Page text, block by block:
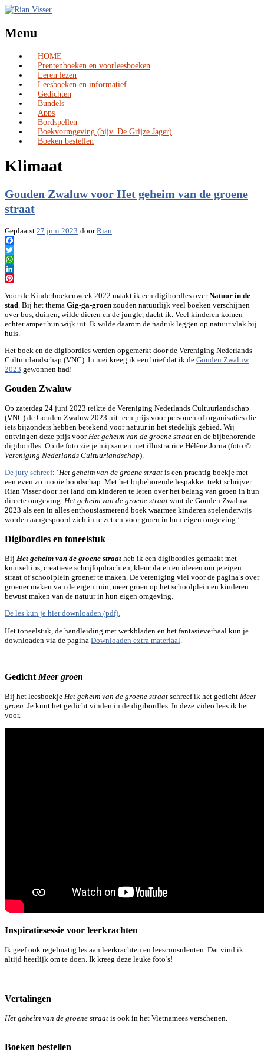
Menu
Skip
to
content
HOME
Prentenboeken en voorleesboeken
Leren lezen
Leesboeken en informatief
Gedichten
Bundels
Apps
Bordspellen
Boekvormgeving (bijv. De Grijze Jager)
Boeken bestellen
Klimaat
Gouden Zwaluw voor Het geheim van de groene
straat
Geplaatst 27 juni 2023 doorRian
Facebook
Twitter
WhatsApp
LinkedIn
Voor de Kinderboekenweek 2022 maakt ik een digibordles overNatuur in de
stad . Bij het thema Gig-ga-groen zouden natuurlijk veel boeken verschijnen
over bos, duinen, wilde dieren en de jungle, dacht ik. Veel kinderen komen
echter amper hun wijk uit. Ik wilde daarom de nadruk leggen op natuur vlak bij
huis.
Het boek en de digibordles werden opgemerkt door de Vereniging Nederlands
Cultuurlandschap (VNC). In mei kreeg ik een brief dat ik de Gouden Zwaluw
2023 gewonnen had!
Gouden Zwaluw
Op zaterdag 24 juni 2023 reikte de Vereniging Nederlands Cultuurlandschap
(VNC) de Gouden Zwaluw 2023 uit: een prijs voor personen of organisaties die
iets bijzonders hebben betekend voor natuur in het stedelijk gebied. Wij
ontvingen deze prijs voor Het geheim van de groene straat en de bijbehorende
digibordles. Op de foto zie je mij samen met illustratrice Hélène Jorna (foto ©
Vereniging Nederlands Cultuurlandschap).
De jury schreef: ‘Het geheim van de groene straat is een prachtig boekje met
een even zo mooie boodschap. Met het bijbehorende lespakket trekt schrijver
Rian Visser door het land om kinderen te leren over het belang van groen in hun
directe omgeving. Het geheim van de groene straat wint de Gouden Zwaluw
2023 als een in alles enthousiasmerend boek waarmee kinderen spelenderwijs
worden aangespoord zich in te zetten voor groen in hun eigen omgeving.’
Digibordles en toneelstuk
Bij Het geheim van de groene straat heb ik een digibordles gemaakt met
knutseltips, creatieve schrijfopdrachten, kleurplaten en ideeën om je eigen
straat of schoolplein groener te maken. De vereniging viel voor de pagina’s over
groener maken van de eigen tuin, meer groen op het schoolplein en kinderen
bewust maken van de natuur in hun eigen omgeving.
De les kun je hier downloaden (pdf).
Het toneelstuk, de handleiding met werkbladen en het fantasieverhaal kun je
downloaden via de pagina Downloaden extra materiaal
Gedicht Meer groen
Bij het leesboekje Het geheim van de groene straat schreef ik het gedicht Meer
groen . Je kunt het gedicht vinden in de digibordles. In deze video lees ik het
voor.
Inspiratiesessie voor leerkrachten
Ik geef ook regelmatig les aan leerkrachten en leesconsulenten. Dat vind ik
altijd heerlijk om te doen. Ik kreeg deze leuke foto’s!
Vertalingen
Het geheim van de groene straat is ook in het Vietnamees verschenen.
Boeken bestellen